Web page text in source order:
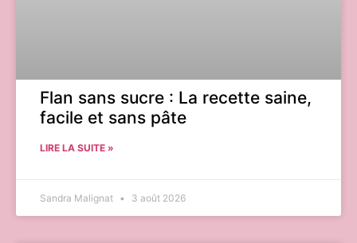
Flan sans sucre : La recette saine,
facile et sans pâte
LIRE LA SUITE »
Sandra Malignat 3 août 2026